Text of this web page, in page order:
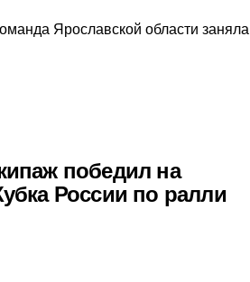
Ярославской области заняла
победил на
России по ралли